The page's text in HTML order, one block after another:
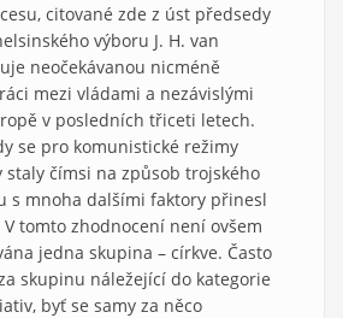
citované zde z úst předsedy
výboru J. H. van
neočekávanou nicméně
mezi vládami a nezávislými
v posledních třiceti letech.
se pro komunistické režimy
staly čímsi na způsob trojského
s mnoha dalšími faktory přinesl
tomto zhodnocení není ovšem
jedna skupina – církve. Často
skupinu náležející do kategorie
byť se samy za něco